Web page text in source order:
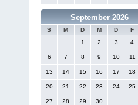
September 2026
S M D M D F
1
2 3 4
6 7 8 9 10 11
13 14 15 16 17 18
20 21 22 23 24 25
27 28 29 30